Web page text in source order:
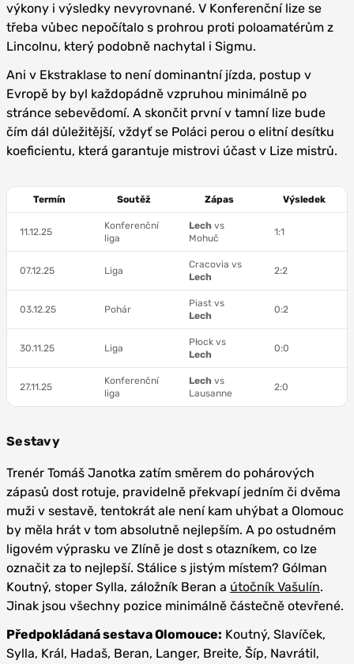
výkony i výsledky nevyrovnané. V Konferenční lize se
třeba vůbec nepočítalo s prohrou proti poloamatérům z
Lincolnu, který podobně nachytal i Sigmu.
Ani v Ekstraklase to není dominantní jízda, postup v
Evropě by byl každopádně vzpruhou minimálně po
stránce sebevědomí. A skončit první v tamní lize bude
čím dál důležitější, vždyť se Poláci perou o elitní desítku
koeficientu, která garantuje mistrovi účast v Lize mistrů.
Termín Soutěž Zápas Výsledek
11.12.25
Konferenční
liga
Lech vs
Mohuč
1:1
07.12.25 Liga
Cracovia vs
Lech
2:2
03.12.25 Pohár
Piast vs
Lech
0:2
30.11.25 Liga
Płock vs
Lech
0:0
27.11.25
Konferenční
liga
Lech vs
Lausanne
2:0
Sestavy
Trenér Tomáš Janotka zatím směrem do pohárových
zápasů dost rotuje, pravidelně překvapí jedním či dvěma
muži v sestavě, tentokrát ale není kam uhýbat a Olomouc
by měla hrát v tom absolutně nejlepším. A po ostudném
ligovém výprasku ve Zlíně je dost s otazníkem, co lze
označit za to nejlepší. Stálice s jistým místem? Gólman
Koutný, stoper Sylla, záložník Beran a útočník Vašulín.
Jinak jsou všechny pozice minimálně částečně otevřené.
Předpokládaná sestava Olomouce: Koutný, Slavíček,
Sylla, Král, Hadaš, Beran, Langer, Breite, Šíp, Navrátil,